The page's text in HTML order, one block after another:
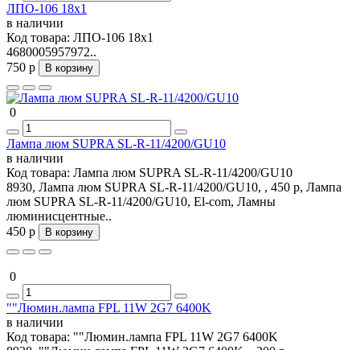
ЛПО-106 18х1
в наличии
Код товара: ЛПО-106 18х1
4680005957972..
750 р
В корзину
0
Лампа люм SUPRA SL-R-11/4200/GU10
в наличии
Код товара: Лампа люм SUPRA SL-R-11/4200/GU10
8930, Лампа люм SUPRA SL-R-11/4200/GU10, , 450 р, Лампа
люм SUPRA SL-R-11/4200/GU10, El-com, Ламны
люминисцентные..
450 р
В корзину
0
""Люмин.лампа FPL 11W 2G7 6400K
в наличии
Код товара: ""Люмин.лампа FPL 11W 2G7 6400K